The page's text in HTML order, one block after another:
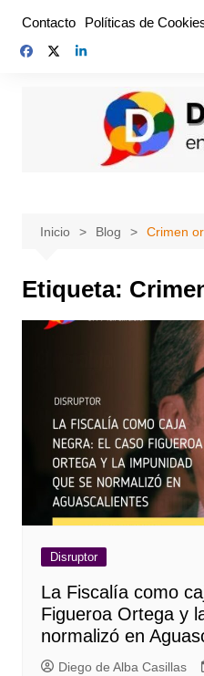
contenido
Contacto Políticas de
Inicio Blog Crimen
Etiqueta:
Disruptor
La Fiscalía como
Figueroa Ortega y
normalizó en
Diego de Alba Casillas